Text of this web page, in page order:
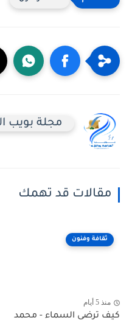
مجلة بويب
مقالات قد تهمك
ثقافة وفنون
منذ 5 أيام
كيف ترضى السماء - محمد